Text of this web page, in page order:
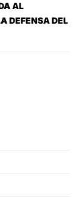
AL
DEFENSA DEL